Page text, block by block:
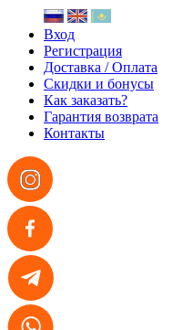
Вход
Регистрация
Доставка / Оплата
Скидки и бонусы
Как заказать?
Гарантия возврата
Контакты